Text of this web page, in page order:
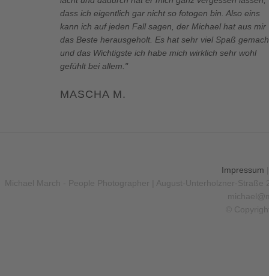
dass ich eigentlich gar nicht so fotogen bin. Also eins
kann ich auf jeden Fall sagen, der Michael hat aus mir
das Beste herausgeholt. Es hat sehr viel Spaß
und das Wichtigste ich habe mich wirklich sehr wohl
gefühlt bei allem."
MASCHA M.
Impressum
Michael March - People Photographer | August-Unterholzner-
©